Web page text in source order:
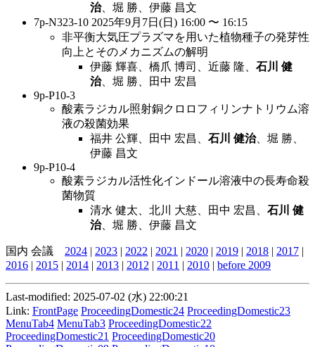
治、堀 勝、伊藤 昌文
7p-N323-10 2025年9月7日(日) 16:00 〜 16:15
非平衡大気圧プラズマを用いた植物種子の発芽性
向上とそのメカニズムの解明
伊藤 輝喜、橋爪 博司、近藤 隆、 石川 健
治、堀 勝、田中 宏昌
9p-P10-3
酸素ラジカル照射銅クロロフィリンナトリウム溶
液の殺菌効果
福井 公輝、田中 宏昌、 石川 健治、堀 勝、
伊藤 昌文
9p-P10-4
酸素ラジカル活性化インドール溶液中の長寿命殺
菌物質
清水 健太、北川 大慈、田中 宏昌、 石川 健
治、堀 勝、伊藤 昌文
国内 会議 2024 | 2023 | 2022 | 2021 | 2020 | 2019 | 2018 | 2017 |
2016 | 2015 | 2014 | 2013 | 2012 | 2011 | 2010 | before 2009
Last-modified: 2025-07-02 (水) 22:00:21
Link: FrontPage ProceedingDomestic24 ProceedingDomestic23
MenuTab4 MenuTab3 ProceedingDomestic22
ProceedingDomestic21 ProceedingDomestic20